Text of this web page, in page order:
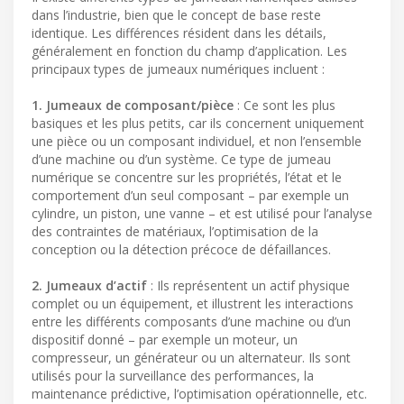
dans l’industrie, bien que le concept de base reste
identique. Les différences résident dans les détails,
généralement en fonction du champ d’application. Les
principaux types de jumeaux numériques incluent :
1. Jumeaux de composant/pièce : Ce sont les plus
basiques et les plus petits, car ils concernent uniquement
une pièce ou un composant individuel, et non l’ensemble
d’une machine ou d’un système. Ce type de jumeau
numérique se concentre sur les propriétés, l’état et le
comportement d’un seul composant – par exemple un
cylindre, un piston, une vanne – et est utilisé pour l’analyse
des contraintes de matériaux, l’optimisation de la
conception ou la détection précoce de défaillances.
2. Jumeaux d’actif : Ils représentent un actif physique
complet ou un équipement, et illustrent les interactions
entre les différents composants d’une machine ou d’un
dispositif donné – par exemple un moteur, un
compresseur, un générateur ou un alternateur. Ils sont
utilisés pour la surveillance des performances, la
maintenance prédictive, l’optimisation opérationnelle, etc.